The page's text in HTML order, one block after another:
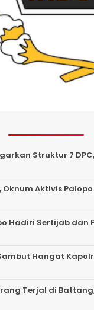
Struktur 7
Oknum Aktivis
Hadiri Sertijab dan
Hangat
Terjal di